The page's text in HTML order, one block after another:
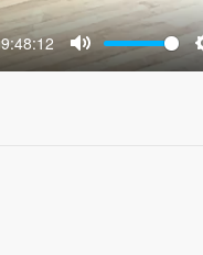
9:48:12
Mute